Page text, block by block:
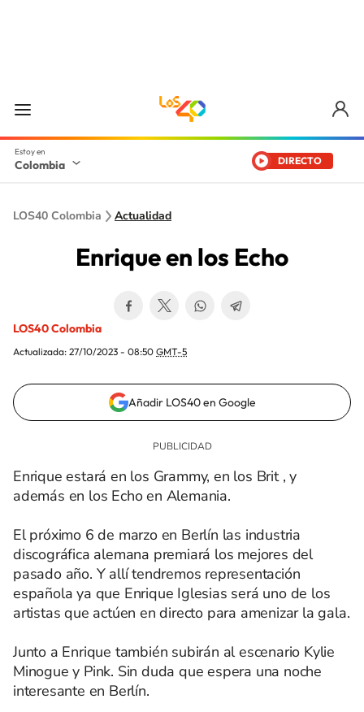
Colombia DIRECTO
LOS40 Colombia Actualidad
Enrique en los Echo
LOS40 Colombia
Actualizada: 27/10/2023 - 08:50 GMT-5
Añadir LOS40 en Google
Enrique estará en los Grammy, en los Brit , y
además en los Echo en Alemania.
El próximo 6 de marzo en Berlín las industria
discográfica alemana premiará los mejores del
pasado año. Y allí tendremos representación
española ya que Enrique Iglesias será uno de los
artistas que actúen en directo para amenizar la gala.
Junto a Enrique también subirán al escenario Kylie
Minogue y Pink. Sin duda que espera una noche
interesante en Berlín.